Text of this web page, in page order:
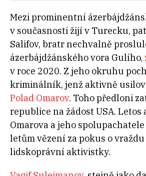
Mezi prominentní
v současnosti žijí v Turecku,
Salifov, bratr nechvalně
ázerbájdžánského vora Gulího,
v roce 2020. Z jeho okruhu
kriminálník, jenž aktivně
Polad Omarov. Toho předloni
republice na žádost USA. Letos
Omarova a jeho spolupachatele
letům vězení za pokus o
lidskoprávní aktivistky.